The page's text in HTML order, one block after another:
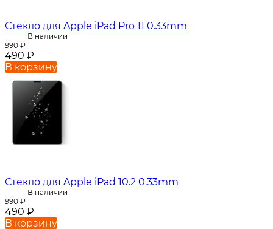
Стекло для Apple iPad Pro 11 0.33mm
В наличии
990 ₽
490 ₽
В корзину
Стекло для Apple iPad 10.2 0.33mm
В наличии
990 ₽
490 ₽
В корзину